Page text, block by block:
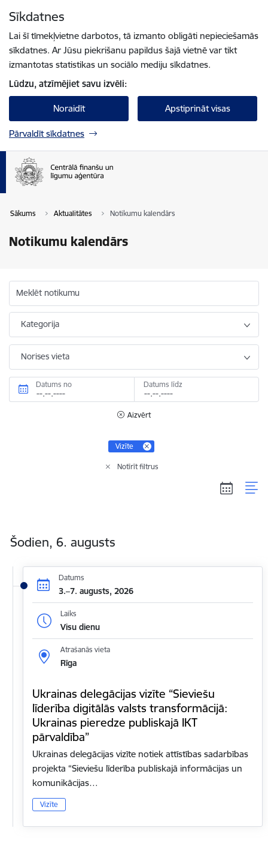
Sīkdatnes
Lai šī tīmekļvietne darbotos, tā izmanto obligāti nepieciešamās
sīkdatnes. Ar Jūsu piekrišanu papildus šajā vietnē var tikt
izmantotas statistikas un sociālo mediju sīkdatnes.
Lūdzu, atzīmējiet savu izvēli:
Noraidīt Apstiprināt visas
Pārvaldīt sīkdatnes
Sākums Aktualitātes Notikumu kalendārs
Notikumu kalendārs
Meklēt notikumu
Kategorija
Norises vieta
Datums no Datums līdz
Aizvērt
Vizīte
Notīrīt filtrus
Šodien, 6. augusts
Datums
3.–7. augusts, 2026
Laiks
Visu dienu
Atrašanās vieta
Rīga
Ukrainas delegācijas vizīte “Sieviešu
līderība digitālās valsts transformācijā:
Ukrainas pieredze publiskajā IKT
pārvaldība”
Ukrainas delegācijas vizīte notiek attīstības sadarbības
projekta “Sieviešu līderība publiskajā informācijas un
komunikācijas…
Vizīte